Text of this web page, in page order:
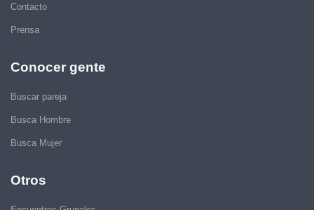
Contacto
Prensa
Conocer gente
Buscar pareja
Busca Hombre
Busca Mujer
Otros